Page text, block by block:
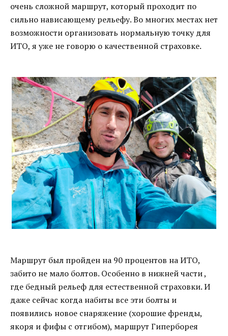
очень сложной маршрут, который проходит по
сильно нависающему рельефу. Во многих местах нет
возможности организовать нормальную точку для
ИТО, я уже не говорю о качественной страховке.
Маршрут был пройден на 90 процентов на ИТО,
забито не мало болтов. Особенно в нижней части ,
где бедный рельеф для естественной страховки. И
даже сейчас когда набиты все эти болты и
появились новое снаряжение (хорошие френды,
якоря и фифы с отгибом), маршрут Гиперборея